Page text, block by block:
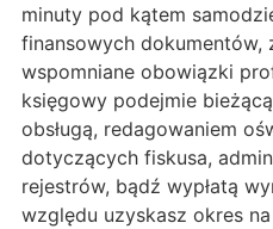
minuty pod kątem
finansowych dokumentów,
wspomniane obowiązki
księgowy podejmie
obsługą, redagowaniem
dotyczących fiskusa,
rejestrów, bądź wypłatą
względu uzyskasz okres